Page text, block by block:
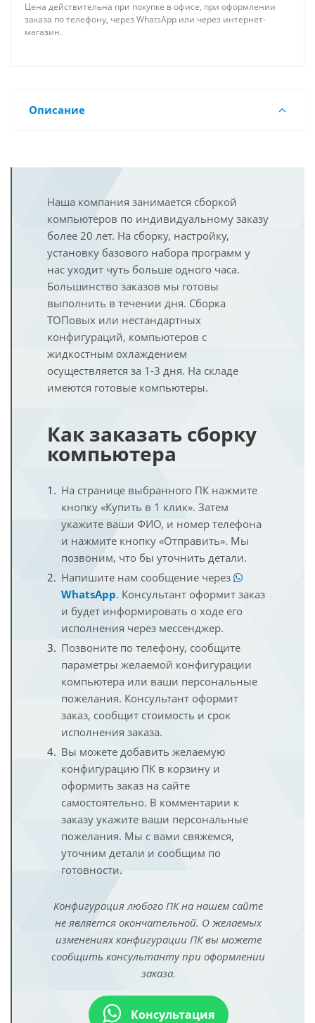
Цена действительна при покупке в офисе, при оформлении
заказа по телефону, через WhatsApp или через интернет-
магазин.
Описание
Наша компания занимается сборкой
компьютеров по индивидуальному заказу
более 20 лет. На сборку, настройку,
установку базового набора программ у
нас уходит чуть больше одного часа.
Большинство заказов мы готовы
выполнить в течении дня. Сборка
ТОПовых или нестандартных
конфигураций, компьютеров с
жидкостным охлаждением
осуществляется за 1-3 дня. На складе
имеются готовые компьютеры.
Как заказать сборку
компьютера
На странице выбранного ПК нажмите
кнопку «Купить в 1 клик». Затем
укажите ваши ФИО, и номер телефона
и нажмите кнопку «Отправить». Мы
позвоним, что бы уточнить детали.
Напишите нам сообщение через
WhatsApp. Консультант оформит заказ
и будет информировать о ходе его
исполнения через мессенджер.
Позвоните по телефону, сообщите
параметры желаемой конфигурации
компьютера или ваши персональные
пожелания. Консультант оформит
заказ, сообщит стоимость и срок
исполнения заказа.
Вы можете добавить желаемую
конфигурацию ПК в корзину и
оформить заказ на сайте
самостоятельно. В комментарии к
заказу укажите ваши персональные
пожелания. Мы с вами свяжемся,
уточним детали и сообщим по
готовности.
Конфигурация любого ПК на нашем сайте
не является окончательной. О желаемых
изменениях конфигурации ПК вы можете
сообщить консультанту при оформлении
заказа.
Консультация